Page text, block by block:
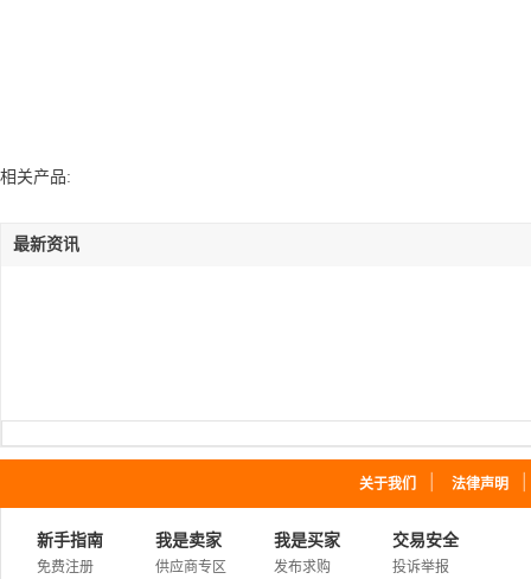
相关产品:
最新资讯
关于我们 法律声明
新手指南
免费注册
我是卖家
供应商专区
我是买家
发布求购
交易安全
投诉举报